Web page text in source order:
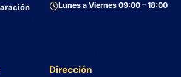
Lunes a Viernes 09:00 – 18:00
Dirección